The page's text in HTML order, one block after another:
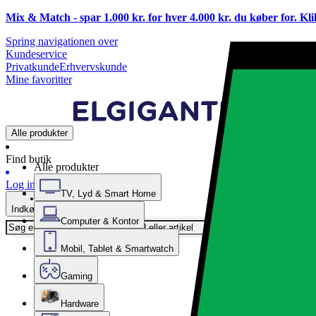
Mix & Match - spar 1.000 kr. for hver 4.000 kr. du køber for.
Spring navigationen over
Kundeservice
PrivatkundeErhvervskunde
Mine favoritter
Alle produkter
Find butik
Log ind
Indkøbskurv
Alle produkter
TV, Lyd & Smart Home
Computer & Kontor
Mobil, Tablet & Smartwatch
Gaming
Hardware